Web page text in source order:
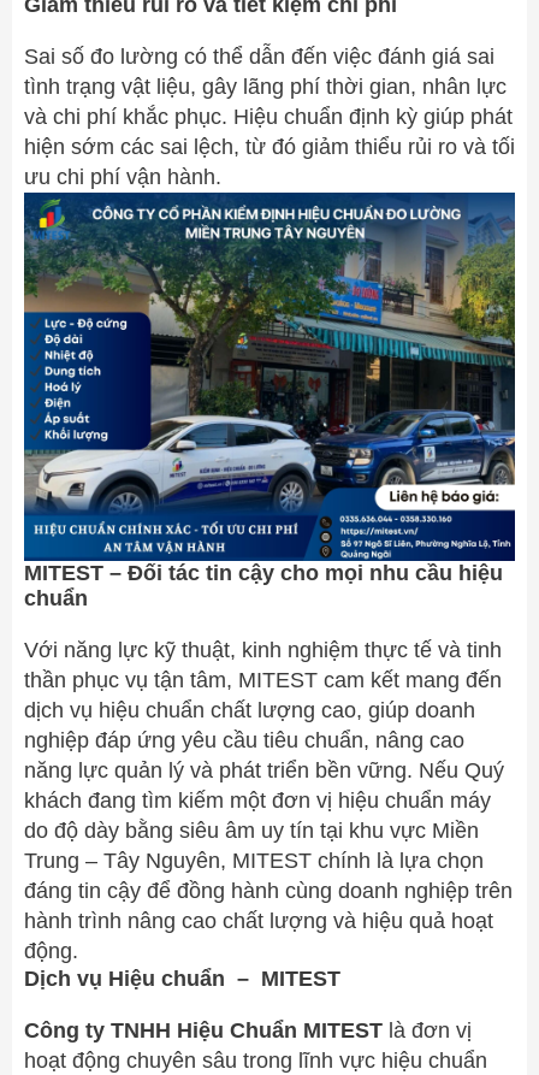
Giảm thiểu rủi ro và tiết kiệm chi phí
Sai số đo lường có thể dẫn đến việc đánh giá sai
tình trạng vật liệu, gây lãng phí thời gian, nhân lực
và chi phí khắc phục. Hiệu chuẩn định kỳ giúp phát
hiện sớm các sai lệch, từ đó giảm thiểu rủi ro và tối
ưu chi phí vận hành.
MITEST – Đối tác tin cậy cho mọi nhu cầu hiệu
chuẩn
Với năng lực kỹ thuật, kinh nghiệm thực tế và tinh
thần phục vụ tận tâm, MITEST cam kết mang đến
dịch vụ hiệu chuẩn chất lượng cao, giúp doanh
nghiệp đáp ứng yêu cầu tiêu chuẩn, nâng cao
năng lực quản lý và phát triển bền vững. Nếu Quý
khách đang tìm kiếm một đơn vị hiệu chuẩn máy
do độ dày bằng siêu âm uy tín tại khu vực Miền
Trung – Tây Nguyên, MITEST chính là lựa chọn
đáng tin cậy để đồng hành cùng doanh nghiệp trên
hành trình nâng cao chất lượng và hiệu quả hoạt
động.
Dịch vụ Hiệu chuẩn – MITEST
Công ty TNHH Hiệu Chuẩn MITESTlà đơn vị
hoạt động chuyên sâu trong lĩnh vực hiệu chuẩn